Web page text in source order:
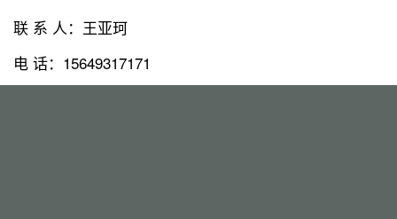
联 系 人：王亚珂
电 话：15649317171